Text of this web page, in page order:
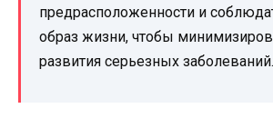
предрасположенности и
образ жизни, чтобы
развития серьезных заболеваний.